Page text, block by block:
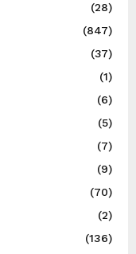
(28)
(847)
(37)
(1)
(6)
(5)
(7)
(9)
(70)
(2)
(136)